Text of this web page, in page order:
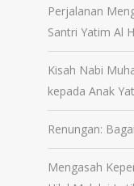
Perjalanan
Santri Yatim Al
Kisah Nabi
kepada Anak
Renungan:
Mengasah